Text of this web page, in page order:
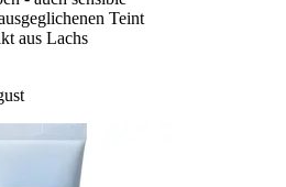
Teint
aus Lachs